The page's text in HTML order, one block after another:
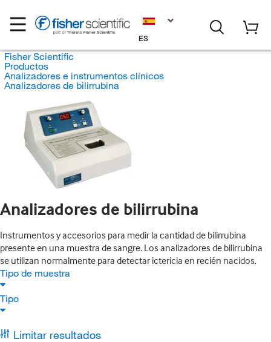
ES
Fisher Scientific
Productos
Analizadores e instrumentos clínicos
Analizadores de bilirrubina
Analizadores de bilirrubina
Instrumentos y accesorios para medir la cantidad de bilirrubina
presente en una muestra de sangre. Los analizadores de bilirrubina
se utilizan normalmente para detectar ictericia en recién nacidos.
Tipo de muestra
Tipo
Limitar resultados